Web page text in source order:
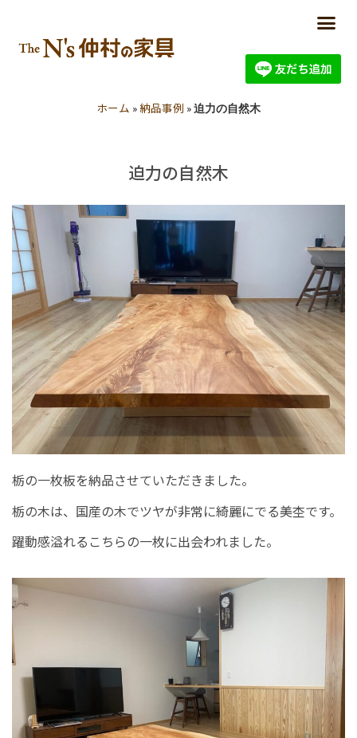
ホーム »納品事例 »迫力の自然木
迫力の自然木
栃の一枚板を納品させていただきました。
栃の木は、国産の木でツヤが非常に綺麗にでる美杢です。
躍動感溢れるこちらの一枚に出会われました。